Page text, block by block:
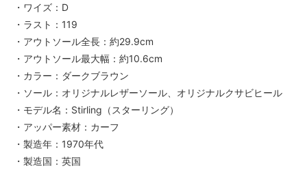
・ワイズ：D
・ラスト：119
・アウトソール全長：約29.9cm
・アウトソール最大幅：約10.6cm
・カラー：ダークブラウン
・ソール：オリジナルレザーソール、オリジナルクサビヒール
・モデル名：Stirling（スターリング）
・アッパー素材：カーフ
・製造年：1970年代
・製造国：英国